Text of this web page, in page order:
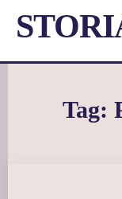
Tag: